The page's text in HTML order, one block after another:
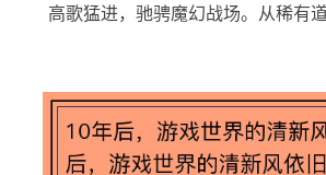
高歌猛进，驰骋魔幻战场。从稀有